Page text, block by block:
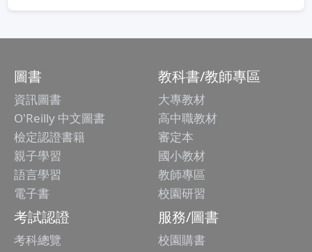
圖書
資訊圖書
O'Reilly 中文圖書
檢定認證書籍
親子學習
語言學習
電子書
教科書/教師專區
大專教材
高中職教材
審定本
國小教材
教師專區
校園研習
考試認證
考科總覽
服務/圖書
校園購書